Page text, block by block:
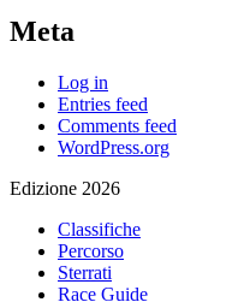
Meta
Log in
Entries feed
Comments feed
WordPress.org
Edizione 2026
Classifiche
Percorso
Sterrati
Race Guide